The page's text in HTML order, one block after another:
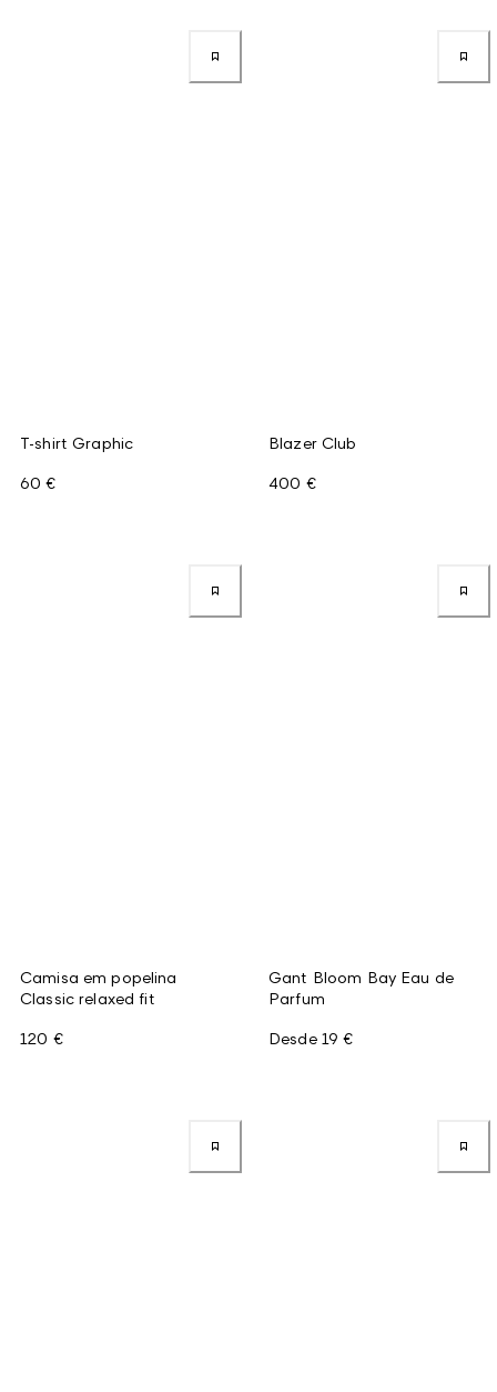
T-shirt Graphic
60 €
Blazer Club
400 €
Camisa em popelina
Classic relaxed fit
120 €
Gant Bloom Bay Eau de
Parfum
Desde 19 €